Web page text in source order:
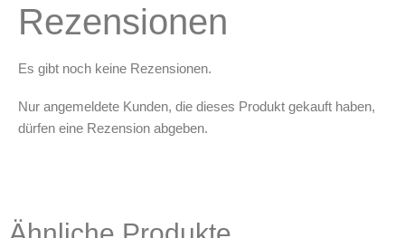
Rezensionen
Es gibt noch keine Rezensionen.
Nur angemeldete Kunden, die dieses Produkt gekauft haben,
dürfen eine Rezension abgeben.